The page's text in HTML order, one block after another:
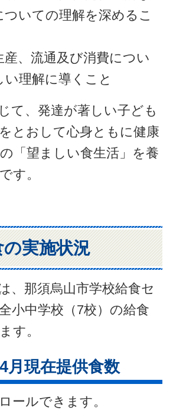
ついての理解を深めるこ
産、流通及び消費につい
い理解に導くこと
て、発達が著しい子ども
とおして心身ともに健康
「望ましい食生活」を養
す。
実施状況
、那須烏山市学校給食セ
小中学校（7校）の給食
す。
月現在提供食数
ールできます。